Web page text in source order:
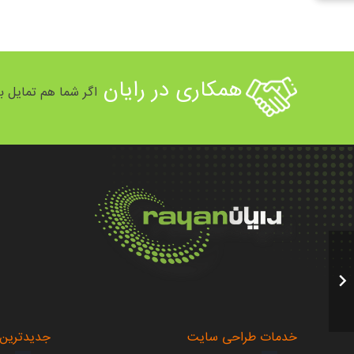
همکاری در رایان اگر شما هم تمایل
خدمات طراحی سایت